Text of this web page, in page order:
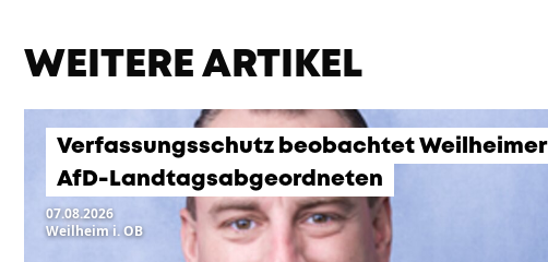
WEITERE ARTIKEL
Verfassungsschutz beobachtet Weilheimer
AfD-Landtagsabgeordneten
07.08.2026
Weilheim i. OB